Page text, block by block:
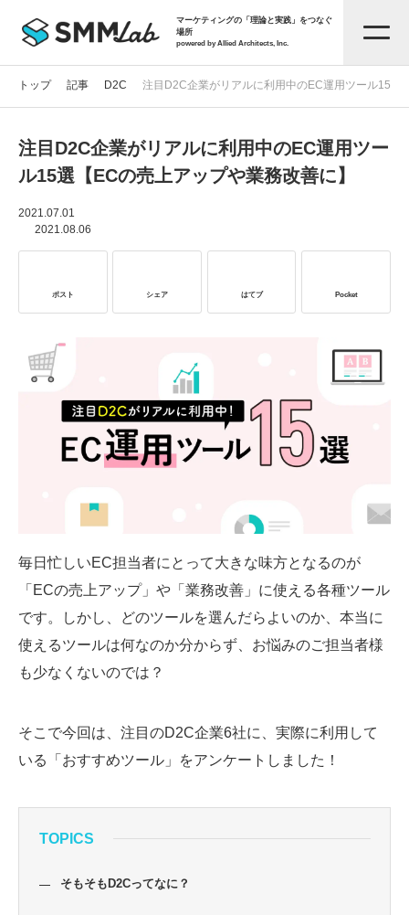
マーケティングの「理論と実践」をつなぐ
場所
powered by Allied Architects, Inc.
記事一覧
サービス資料
SMMLabについて
トップ 記事 D2C 注目D2C企業がリアルに利用中のEC運用ツール15選
注目D2C企業がリアルに利用中のEC運用ツー
ル15選【ECの売上アップや業務改善に】
2021.07.01
2021.08.06
ポスト シェア はてブ Pocket
毎日忙しいEC担当者にとって大きな味方となるのが
「ECの売上アップ」や「業務改善」に使える各種ツール
です。しかし、どのツールを選んだらよいのか、本当に
使えるツールは何なのか分からず、お悩みのご担当者様
も少なくないのでは？
そこで今回は、注目のD2C企業6社に、実際に利用して
いる「おすすめツール」をアンケートしました！
TOPICS
そもそもD2Cってなに？